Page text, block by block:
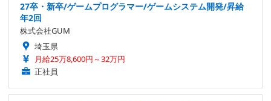
27卒・新卒/ゲームプログラマー/ゲームシステム開発/昇給
年2回
株式会社GUM
埼玉県
月給25万8,600円～32万円
正社員